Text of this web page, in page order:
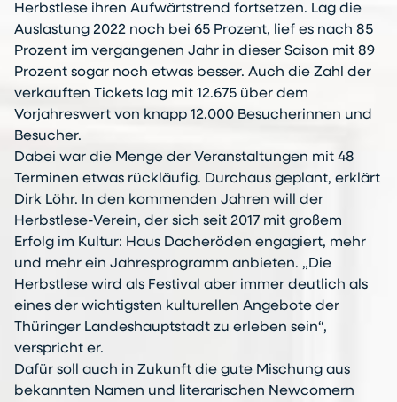
Herbstlese ihren Aufwärtstrend fortsetzen. Lag die
Auslastung 2022 noch bei 65 Prozent, lief es nach 85
Prozent im vergangenen Jahr in dieser Saison mit 89
Prozent sogar noch etwas besser. Auch die Zahl der
verkauften Tickets lag mit 12.675 über dem
Vorjahreswert von knapp 12.000 Besucherinnen und
Besucher.
Dabei war die Menge der Veranstaltungen mit 48
Terminen etwas rückläufig. Durchaus geplant, erklärt
Dirk Löhr. In den kommenden Jahren will der
Herbstlese-Verein, der sich seit 2017 mit großem
Erfolg im Kultur: Haus Dacheröden engagiert, mehr
und mehr ein Jahresprogramm anbieten. „Die
Herbstlese wird als Festival aber immer deutlich als
eines der wichtigsten kulturellen Angebote der
Thüringer Landeshauptstadt zu erleben sein“,
verspricht er.
Dafür soll auch in Zukunft die gute Mischung aus
bekannten Namen und literarischen Newcomern